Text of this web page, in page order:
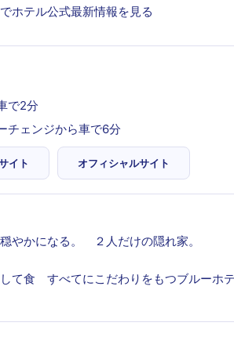
ホテル公式最新情報を見る
で2分
チェンジから車で6分
イト オフィシャルサイト
やかになる。 ２人だけの隠れ家。
て食 すべてにこだわりをもつブルー